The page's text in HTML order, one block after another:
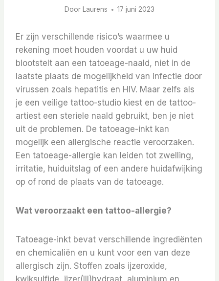
Door Laurens 17 juni 2023
Er zijn verschillende risico’s waarmee u
rekening moet houden voordat u uw huid
blootstelt aan een tatoeage-naald, niet in de
laatste plaats de mogelijkheid van infectie door
virussen zoals hepatitis en HIV. Maar zelfs als
je een veilige tattoo-studio kiest en de tattoo-
artiest een steriele naald gebruikt, ben je niet
uit de problemen. De tatoeage-inkt kan
mogelijk een allergische reactie veroorzaken.
Een tatoeage-allergie kan leiden tot zwelling,
irritatie, huiduitslag of een andere huidafwijking
op of rond de plaats van de tatoeage.
Wat veroorzaakt een tattoo-allergie?
Tatoeage-inkt bevat verschillende ingrediënten
en chemicaliën en u kunt voor een van deze
allergisch zijn. Stoffen zoals ijzeroxide,